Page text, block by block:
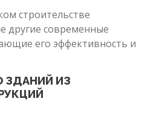
строительстве
другие современные
его эффективность и
ЗДАНИЙ ИЗ